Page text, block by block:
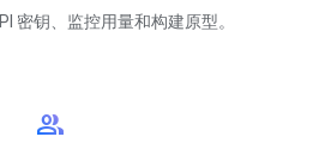
密钥、监控用量和构建原型。
group